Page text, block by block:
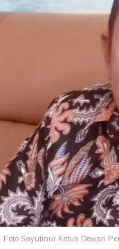
Foto Sayutinur Ketua Dewan